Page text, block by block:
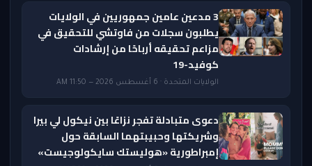
3 مدعين عامين جمهوريين في الولايات
يطلبون سجلات من فاوتشي للتحقيق في
مزاعم تحقيقه أرباحًا من إرشادات
كوفيد-19
الولايات المتحدة · 6 أغسطس 2026 — 11:50 AM
دعوى متبادلة تفجر نزاعًا بين نيكول لي بيرا
وشريكتها وحبيبتهما السابقة حول
إمبراطورية «هوليستك سايكولوجيست»